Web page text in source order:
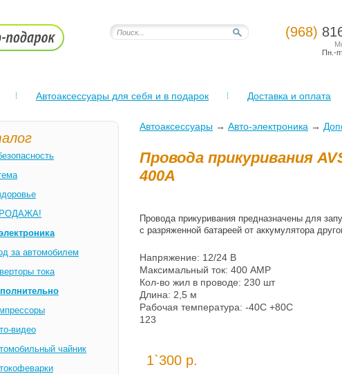
(968)
Пн.-
Автоаксессуары для себя и в подарок Доставка и оплата
за автомобилем
тока
видео
чайник
Автоаксессуары → Авто-электроника →
Провода прикуривания
400А
Провода прикуривания предназначены для
с разряженной батареей от аккумулятора
Напряжение: 12/24 В
Максимальный ток: 400 AMP
Кол-во жил в проводе: 230 шт
Длина: 2,5 м
Рабочая температура: -40С +80С
123
1`300 р.